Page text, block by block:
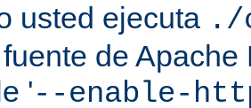
usted ejecuta ./
de
'--enable-